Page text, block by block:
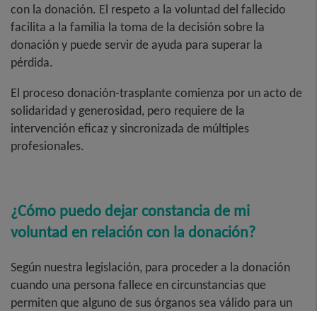
con la donación. El respeto a la voluntad del fallecido
facilita a la familia la toma de la decisión sobre la
donación y puede servir de ayuda para superar la
pérdida.
El proceso donación-trasplante comienza por un acto de
solidaridad y generosidad, pero requiere de la
intervención eficaz y sincronizada de múltiples
profesionales.
¿Cómo puedo dejar constancia de mi
voluntad en relación con la donación?
Según nuestra legislación, para proceder a la donación
cuando una persona fallece en circunstancias que
permiten que alguno de sus órganos sea válido para un